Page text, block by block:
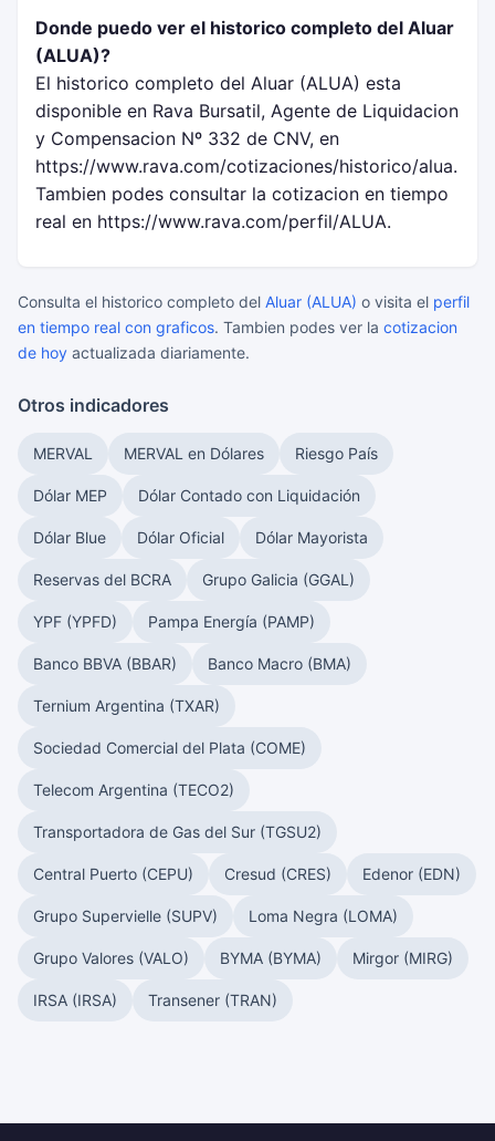
Donde puedo ver el historico completo del Aluar
(ALUA)?
El historico completo del Aluar (ALUA) esta
disponible en Rava Bursatil, Agente de Liquidacion
y Compensacion Nº 332 de CNV, en
https://www.rava.com/cotizaciones/historico/alua.
Tambien podes consultar la cotizacion en tiempo
real en https://www.rava.com/perfil/ALUA.
Consulta el historico completo del Aluar (ALUA) o visita el perfil
en tiempo real con graficos. Tambien podes ver la cotizacion
de hoy actualizada diariamente.
Otros indicadores
MERVAL MERVAL en Dólares Riesgo País
Dólar MEP Dólar Contado con Liquidación
Dólar Blue Dólar Oficial Dólar Mayorista
Reservas del BCRA Grupo Galicia (GGAL)
YPF (YPFD) Pampa Energía (PAMP)
Banco BBVA (BBAR) Banco Macro (BMA)
Ternium Argentina (TXAR)
Sociedad Comercial del Plata (COME)
Telecom Argentina (TECO2)
Transportadora de Gas del Sur (TGSU2)
Central Puerto (CEPU) Cresud (CRES) Edenor (EDN)
Grupo Supervielle (SUPV) Loma Negra (LOMA)
Grupo Valores (VALO) BYMA (BYMA) Mirgor (MIRG)
IRSA (IRSA) Transener (TRAN)